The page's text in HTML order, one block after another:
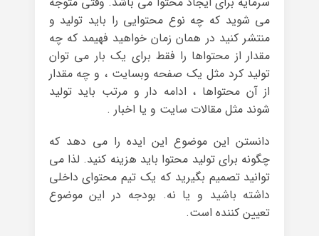
می شوید که چه نوع محتوایی را باید تولید و
منتشر کنید در همان زمان خواهید فهیمد که چه
مقدار از محتواها را فقط برای یک بار می توان
تولید کرد مثل یک صفحه وبسایت ، و چه مقدار
از آن محتواها ، ادامه دار و مرتب باید تولید
شوند مثل مقالات سایت و یا اخبار .
دانستن این موضوع این ایده را می دهد که
چگونه برای تولید محتوا باید هزینه کنید. لذا می
توانید تصمیم بگیرید که یک تیم محتوای داخلی
داشته باشید و یا نه. بودجه در این موضوع
تعیین کننده است.